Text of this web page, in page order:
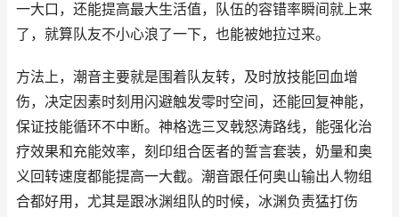
一大口，还能提高最大生活值，队伍的容错率瞬间就上来
了，就算队友不小心浪了一下，也能被她拉过来。
方法上，潮音主要就是围着队友转，及时放技能回血增
伤，决定因素时刻用闪避触发零时空间，还能回复神能，
保证技能循环不中断。神格选三叉戟怒涛路线，能强化治
疗效果和充能效率，刻印组合医者的誓言套装，奶量和奥
义回转速度都能提高一大截。潮音跟任何奥山输出人物组
合都好用，尤其是跟冰渊组队的时候，冰渊负责猛打伤